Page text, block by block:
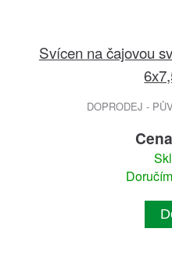
Svícen na čajovou
DOPRODEJ -